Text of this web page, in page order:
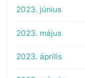
2023. június
2023. május
2023. április